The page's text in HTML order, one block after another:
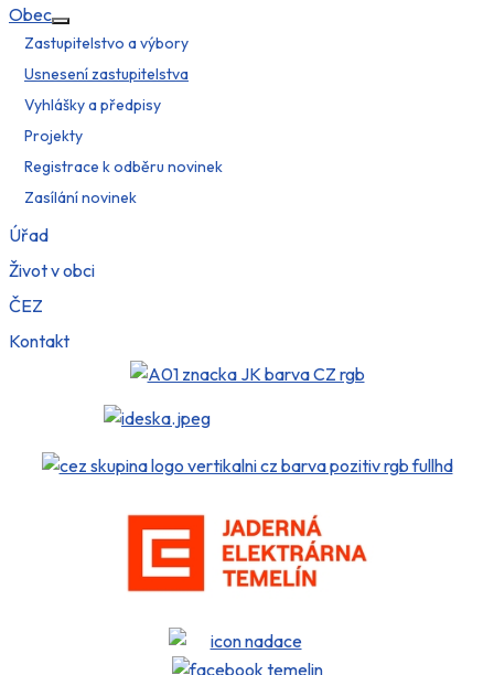
Obec
Více o: Obec
Zastupitelstvo a výbory
Usnesení zastupitelstva
Vyhlášky a předpisy
Projekty
Registrace k odběru novinek
Zasílání novinek
Úřad
Život v obci
ČEZ
Kontakt